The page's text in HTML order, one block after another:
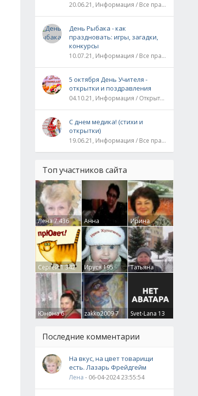
20.06.21, Информация / Все праздники / Рассказы и истории
День Рыбака - как
праздновать: игры, загадки,
конкурсы
10.07.21, Информация / Все праздники
5 октября День Учителя -
открытки и поздравления
04.10.21, Информация / Открытки / Все праздники
С днем медика! (стихи и
открытки)
19.06.21, Информация / Все праздники
Топ участников сайта
Лена7 436
Анна
Гумлевая0
Ирина
Бруцкая41
Сергей1 342 Ируся195
Татьяна
Крючкова0
Юнона6 zakko20097 Svet-Lana 13
Последние комментарии
На вкус, на цвет товарищи
есть. Лазарь Фрейдгейм
Лена - 06-04-2024 23:55:54